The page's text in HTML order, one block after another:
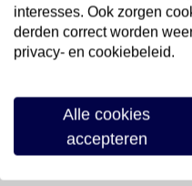
interesses. Ook zorgen
derden correct worden
privacy- en cookiebeleid.
Alle cookies
accepteren